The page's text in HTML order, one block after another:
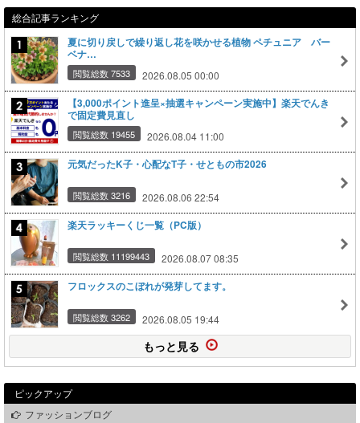
総合記事ランキング
夏に切り戻しで繰り返し花を咲かせる植物 ペチュニア バー
ベナ…
閲覧総数 7533 2026.08.05 00:00
【3,000ポイント進呈×抽選キャンペーン実施中】楽天でんき
で固定費見直し
閲覧総数 19455 2026.08.04 11:00
元気だったK子・心配なT子・せともの市2026
閲覧総数 3216 2026.08.06 22:54
楽天ラッキーくじ一覧（PC版）
閲覧総数 11199443 2026.08.07 08:35
フロックスのこぼれが発芽してます。
閲覧総数 3262 2026.08.05 19:44
もっと見る
ピックアップ
ファッションブログ